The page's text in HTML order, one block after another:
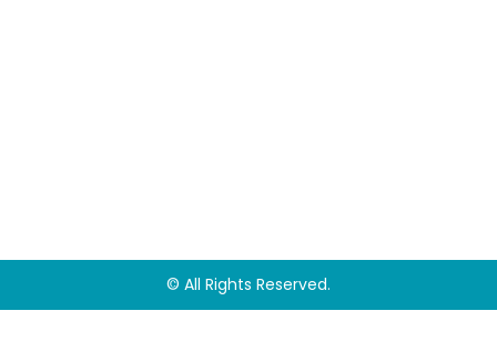
© All Rights Reserved.